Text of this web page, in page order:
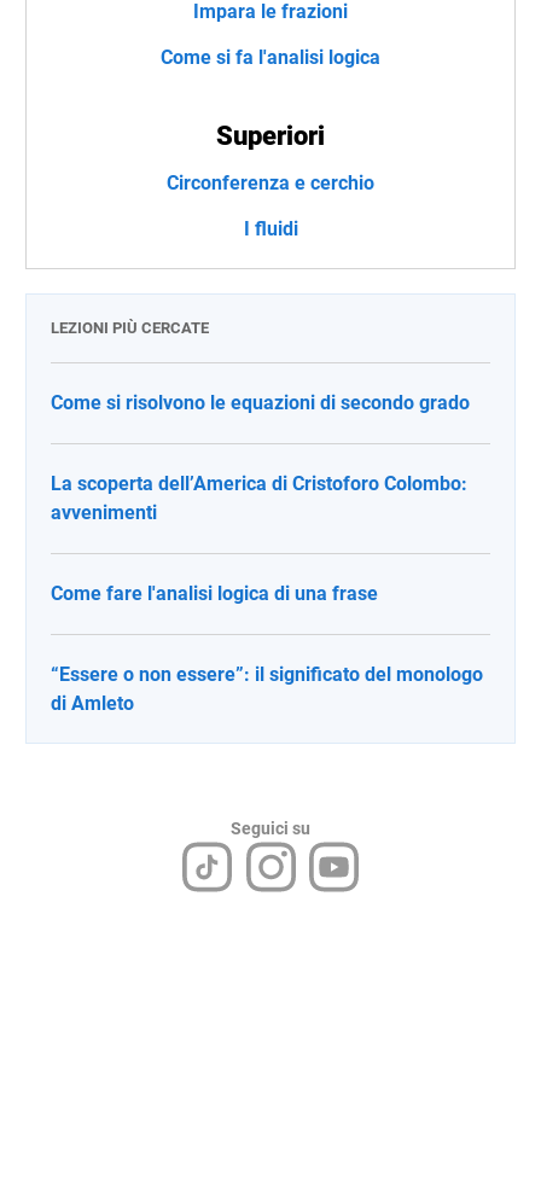
Impara le frazioni
Come si fa l'analisi logica
Superiori
Circonferenza e cerchio
I fluidi
LEZIONI PIÙ CERCATE
Come si risolvono le equazioni di secondo grado
La scoperta dell’America di Cristoforo Colombo:
avvenimenti
Come fare l'analisi logica di una frase
“Essere o non essere”: il significato del monologo
di Amleto
Seguici su